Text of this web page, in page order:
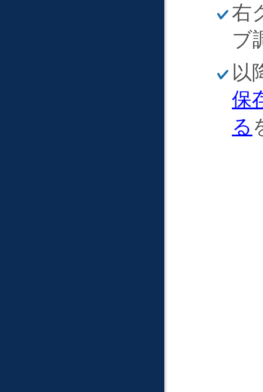
そ
く
右
ブ
ほ
そ
く
以
保
る